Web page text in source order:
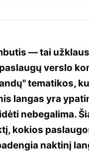
— tai
verslo
tematikos,
langas yra
nebegalima.
kokios
naktinį